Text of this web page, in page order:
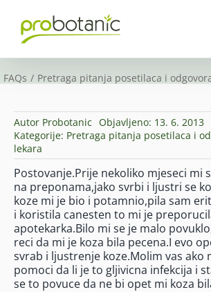
content
FAQs Pretraga pitanja posetilaca i
Autor Probotanic Objavljeno: 13. 6. 2013
Kategorije: Pretraga pitanja posetilaca i
lekara
Postovanje.Prije nekoliko mjeseci mi
na preponama,jako svrbi i ljustri se
koze mi je bio i potamnio,pila sam
i koristila canesten to mi je
apotekarka.Bilo mi se je malo
reci da mi je koza bila pecena.I evo
svrab i ljustrenje koze.Molim vas ako
pomoci da li je to gljivicna infekcija i
se to povuce da ne bi opet mi koza